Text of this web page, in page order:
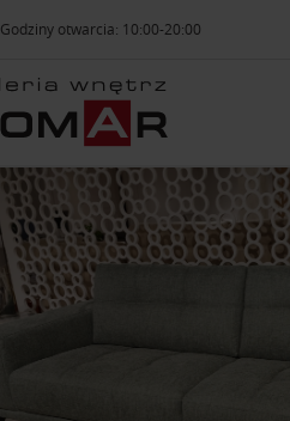
Godziny otwarcia: 10:00-20:00